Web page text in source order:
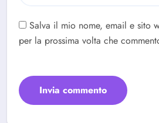
Salva il mio nome, email e sito
per la prossima volta che